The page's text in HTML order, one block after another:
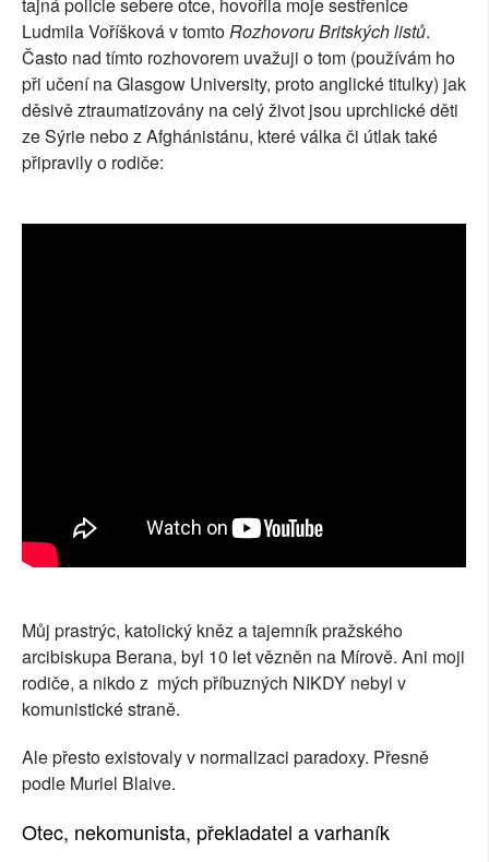
Ludmila Voříšková v tomtoRozhovoru Britských listů.
Často nad tímto rozhovorem uvažuji o tom (používám ho
při učení na Glasgow University, proto anglické titulky) jak
děsivě ztraumatizovány na celý život jsou uprchlické děti
ze Sýrie nebo z Afghánistánu, které válka či útlak také
připravily o rodiče:
Můj prastrýc, katolický kněz a tajemník pražského
arcibiskupa Berana, byl 10 let vězněn na Mírově. Ani moji
rodiče, a nikdo z mých příbuzných NIKDY nebyl v
komunistické straně.
Ale přesto existovaly v normalizaci paradoxy. Přesně
podle Muriel Blaive.
Otec, nekomunista, překladatel a varhaník